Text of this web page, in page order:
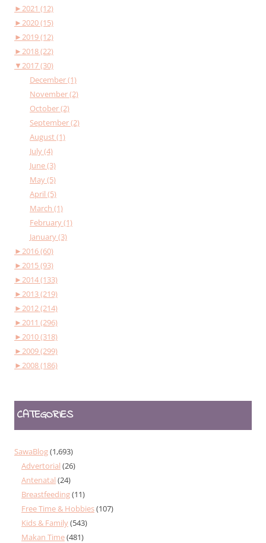
►2021 (12)
►2020 (15)
►2019 (12)
►2018 (22)
▼2017 (30)
December (1)
November (2)
October (2)
September (2)
August (1)
July (4)
June (3)
May (5)
April (5)
March (1)
February (1)
January (3)
►2016 (60)
►2015 (93)
►2014 (133)
►2013 (219)
►2012 (214)
►2011 (296)
►2010 (318)
►2009 (299)
►2008 (186)
CATEGORIES
SawaBlog(1,693)
Advertorial (26)
Antenatal (24)
Breastfeeding(11)
Free Time & Hobbies(107)
Kids & Family(543)
Makan Time(481)